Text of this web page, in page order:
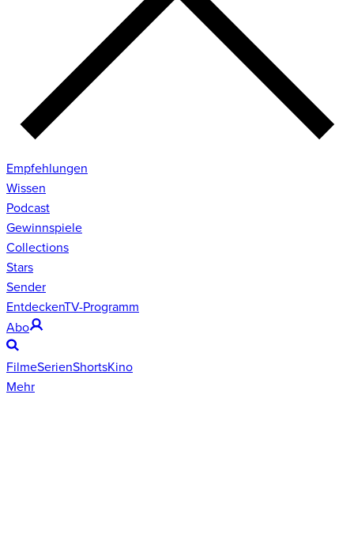
Empfehlungen
Wissen
Podcast
Gewinnspiele
Collections
Stars
Sender
EntdeckenTV-Programm
Abo
FilmeSerienShortsKino
Mehr